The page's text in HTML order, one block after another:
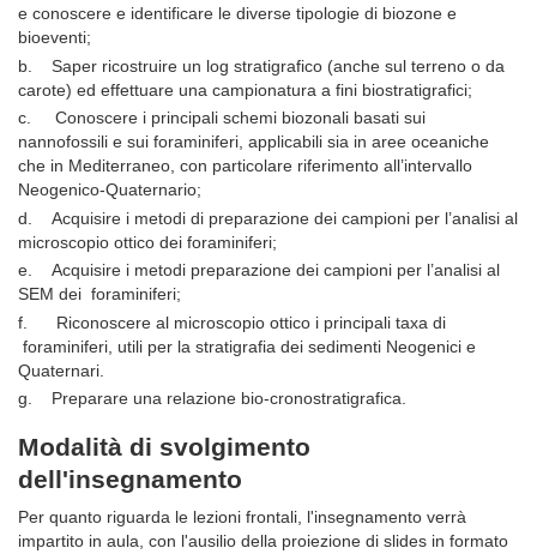
e conoscere e identificare le diverse tipologie di biozone e
bioeventi;
b.
Saper ricostruire un log stratigrafico (anche sul terreno o da
carote) ed effettuare una campionatura a fini biostratigrafici;
c.
Conoscere i principali schemi biozonali basati sui
nannofossili e sui foraminiferi, applicabili sia in aree oceaniche
che in Mediterraneo, con particolare riferimento all’intervallo
Neogenico-Quaternario;
d.
Acquisire i metodi di preparazione dei campioni per l’analisi al
microscopio ottico dei foraminiferi;
e.
Acquisire i metodi preparazione dei campioni per l’analisi al
SEM dei foraminiferi;
f.
Riconoscere al microscopio ottico i principali taxa di
foraminiferi, utili per la stratigrafia dei sedimenti Neogenici e
Quaternari.
g.
Preparare una relazione bio-cronostratigrafica.
Modalità di svolgimento
dell'insegnamento
Per quanto riguarda le lezioni frontali, l'insegnamento verrà
impartito in aula, con l'ausilio della proiezione di slides in formato